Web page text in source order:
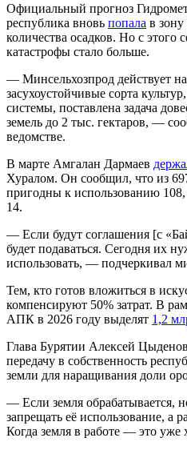
Официальный прогноз
республика вновь попала в зону
количества осадков. Но с этого
катастрофы стало больше.
— Минсельхозпрод действует
засухоустойчивые сорта
системы, поставлена задача
земель до 2 тыс. гектаров, —
ведомстве.
В марте Амгалан Дармаев
Хуралом. Он сообщил, что из
пригодны к использованию
14.
— Если будут соглашения [с
будет подаваться. Сегодня их
использовать, — подчеркивал
Тем, кто готов вложиться в
компенсируют 50% затрат. В
АПК в 2026 году выделят 1,2
Глава Бурятии Алексей
передачу в собственность
земли для наращивания доли
— Если земля обрабатывается,
запрещать её использование, а
Когда земля в работе — это уже